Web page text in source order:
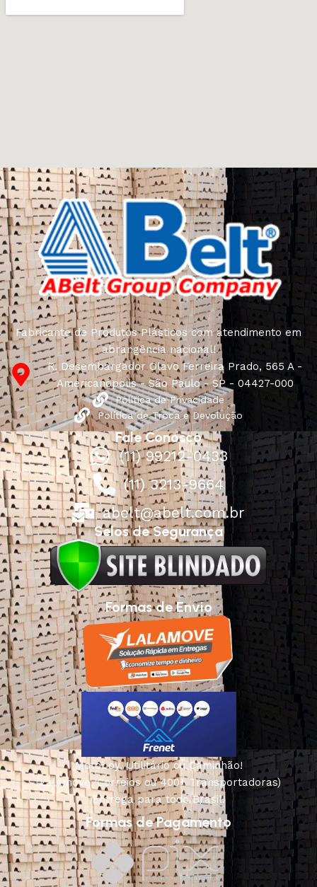
Fabricante de Produtos Plásticos com atendimento em
abrangência nacional!
R. Desembargador Olavo Ferreira Prado, 565 A -
Americanópolis - São Paulo - SP - 04427-000
Política de Privacidade
Política de Troca e Devolução
Fale Conosco
(11) 99212-0433
(11) 3213-9664
abelt@abelt.com.br
Selos de Segurança
Formas de Envio
Motoboy, Utilitário ou Caminhão!
(Lalamove, Correios ou 400+ Transportadoras)
Entrega para todo Brasil!
Formas de Pagamento